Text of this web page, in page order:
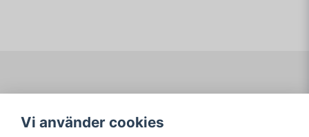
Köpvillkor
Logga in
Vi använder cookies